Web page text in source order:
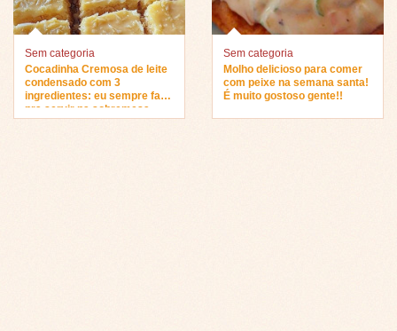
Sem categoria
Cocadinha Cremosa de leite
condensado com 3
ingredientes: eu sempre faço
pra servir na sobremesa…
Sem categoria
Molho delicioso para comer
com peixe na semana santa!
É muito gostoso gente!!